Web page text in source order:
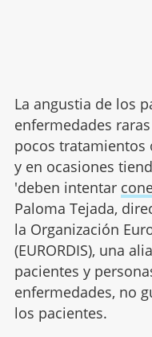
La angustia de los
enfermedades
pocos tratamientos
y en ocasiones
'deben intentar
Paloma Tejada,
la Organización
(EURORDIS), una
pacientes y
enfermedades, no
los pacientes.